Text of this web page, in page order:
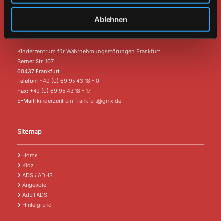
Ablehnen
Kinderzentrum für Wahrnehmungsstörungen Frankfurt
Berner Str. 107
60437 Frankfurt
Telefon: +49 (0) 69 95 43 18 - 0
Fax: +49 (0) 69 95 43 18 - 17
E-Mail: kinderzentrum_frankfurt@gmx.de
Sitemap
 Home
 Kidz
 ADS / ADHS
 Angebote
 Adult ADS
 Hintergrund